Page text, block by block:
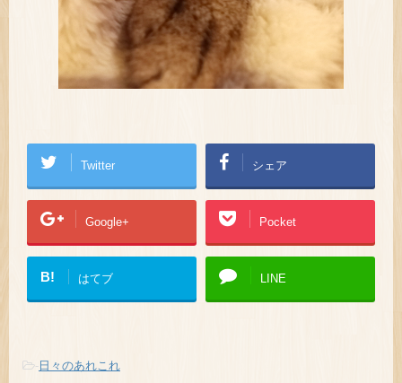
Twitter シェア
Google+ Pocket
B! はてブ LINE
- 日々のあれこれ